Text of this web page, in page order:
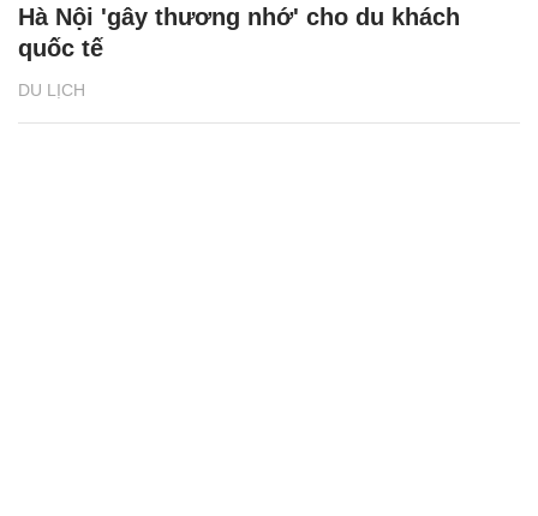
DU LỊCH
Hà Nội 'gây thương nhớ' cho du khách
quốc tế